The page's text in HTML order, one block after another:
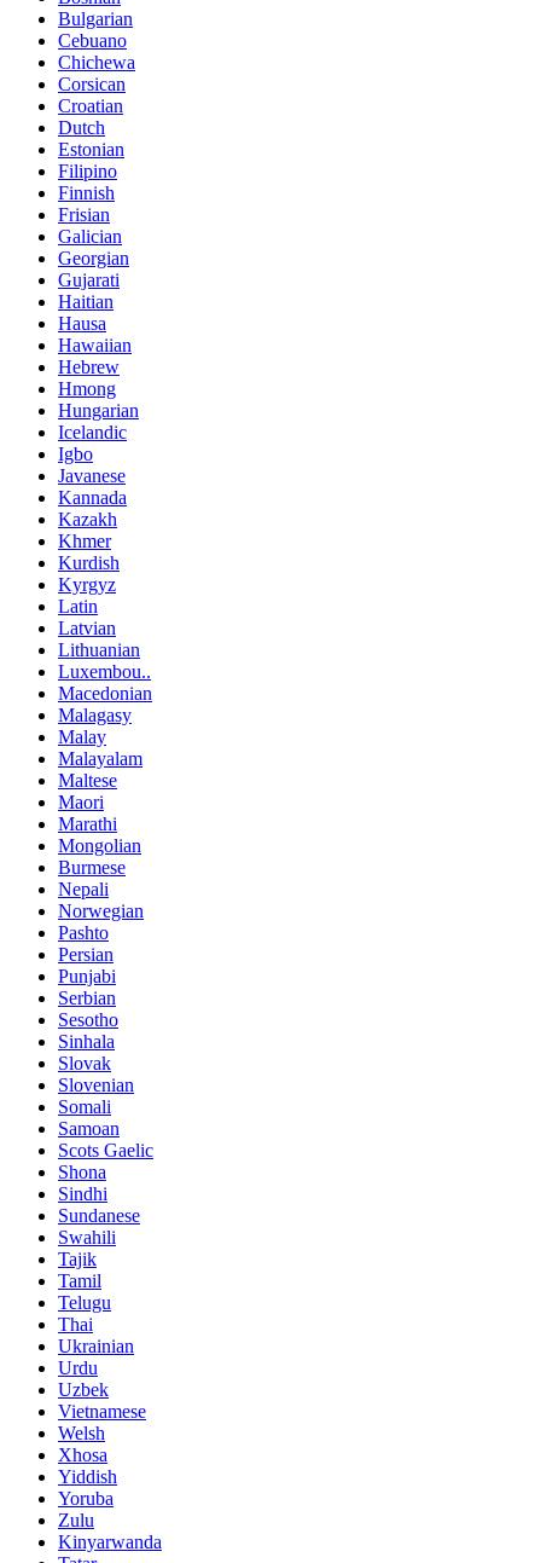
Bulgarian
Cebuano
Chichewa
Corsican
Croatian
Dutch
Estonian
Filipino
Finnish
Frisian
Galician
Georgian
Gujarati
Haitian
Hausa
Hawaiian
Hebrew
Hmong
Hungarian
Icelandic
Igbo
Javanese
Kannada
Kazakh
Khmer
Kurdish
Kyrgyz
Latin
Latvian
Lithuanian
Luxembou..
Macedonian
Malagasy
Malay
Malayalam
Maltese
Maori
Marathi
Mongolian
Burmese
Nepali
Norwegian
Pashto
Persian
Punjabi
Serbian
Sesotho
Sinhala
Slovak
Slovenian
Somali
Samoan
Scots Gaelic
Shona
Sindhi
Sundanese
Swahili
Tajik
Tamil
Telugu
Thai
Ukrainian
Urdu
Uzbek
Vietnamese
Welsh
Xhosa
Yiddish
Yoruba
Zulu
Kinyarwanda